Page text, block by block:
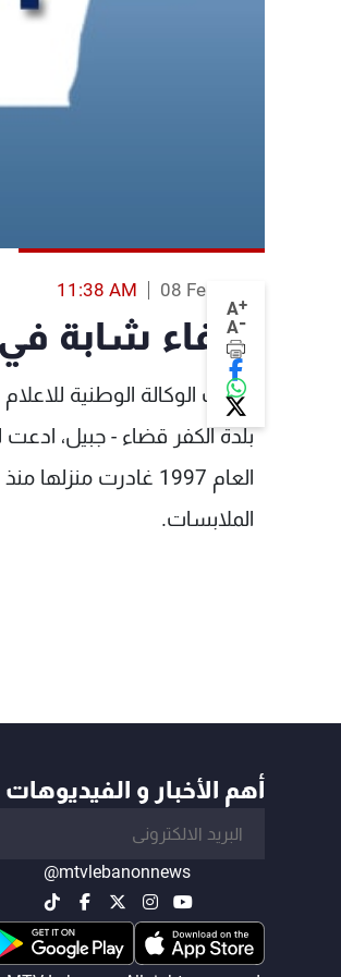
A+
A-
08 Feb 2014
11:38 AM
اختفاء شابة
افادت الوكالة الوطنية
بلدة الكفر قضاء - جبيل، ادعت
العام 1997 غادرت
الملابسات.
أهم الأخبار و
@mtvlebanonnews